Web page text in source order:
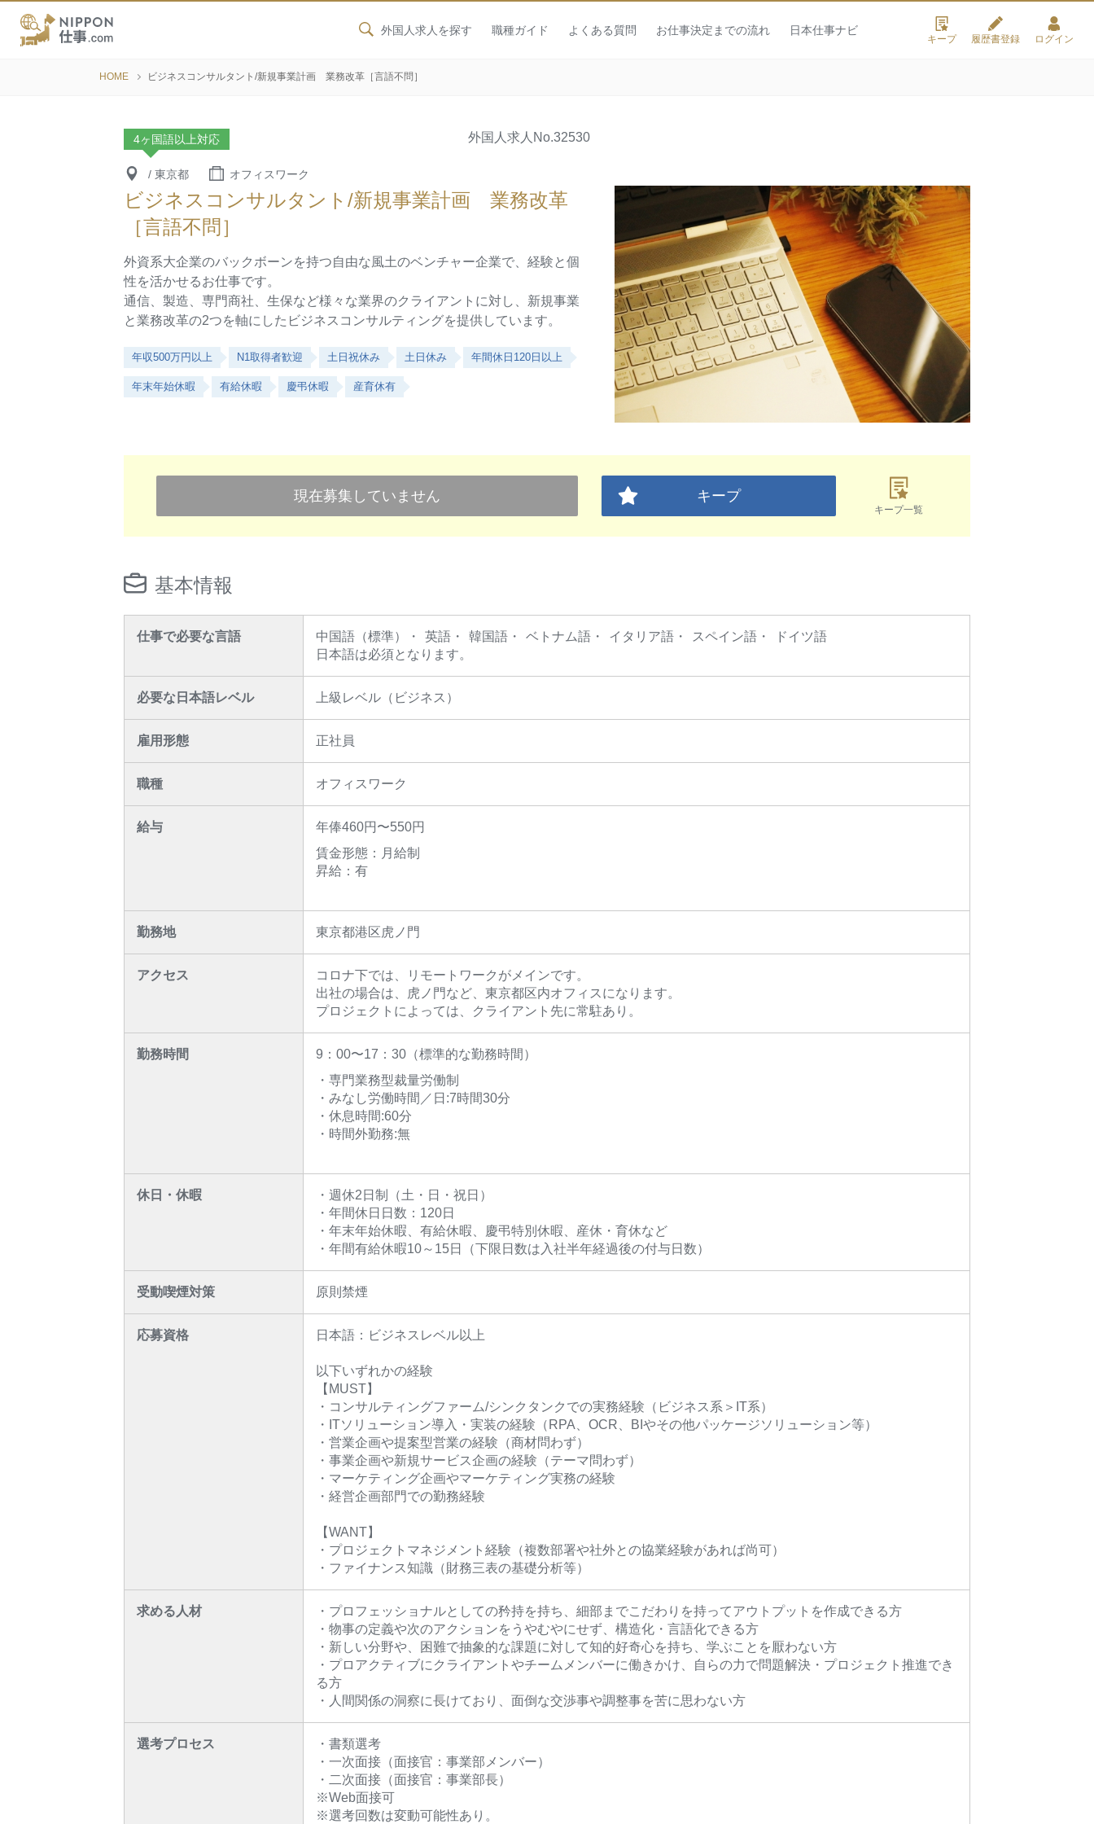
外国人求人を探す 職種ガイド よくある質問 お仕事決定までの流れ 日本仕事ナビ
キープ 履歴書登録 ログイン
HOME ビジネスコンサルタント/新規事業計画 業務改革［言語不問］
4ヶ国語以上対応 外国人求人 No.32530
/ 東京都 オフィスワーク
ビジネスコンサルタント/新規事業計画 業務改革
［言語不問］
外資系大企業のバックボーンを持つ自由な風土のベンチャー企業で、経験と個
性を活かせるお仕事です。
通信、製造、専門商社、生保など様々な業界のクライアントに対し、新規事業
と業務改革の2つを軸にしたビジネスコンサルティングを提供しています。
年収500万円以上 N1取得者歓迎 土日祝休み 土日休み 年間休日120日以上
年末年始休暇 有給休暇 慶弔休暇 産育休有
現在募集していません キープ
キープ一覧
基本情報
仕事で必要な言語 中国語（標準） 英語 韓国語 ベトナム語 イタリア語 スペイン語
ドイツ語
日本語は必須となります。
必要な日本語レベル 上級レベル（ビジネス）
雇用形態 正社員
職種 オフィスワーク
給与
年俸460円〜550円
賃金形態：月給制
昇給：有
勤務地 東京都港区虎ノ門
アクセス
コロナ下では、リモートワークがメインです。
出社の場合は、虎ノ門など、東京都区内オフィスになります。
プロジェクトによっては、クライアント先に常駐あり。
勤務時間
9：00〜17：30（標準的な勤務時間）
・専門業務型裁量労働制
・みなし労働時間／日:7時間30分
・休息時間:60分
・時間外勤務:無
休日・休暇
・週休2日制（土・日・祝日）
・年間休日日数：120日
・年末年始休暇、有給休暇、慶弔特別休暇、産休・育休など
・年間有給休暇10～15日（下限日数は入社半年経過後の付与日数）
受動喫煙対策 原則禁煙
応募資格 日本語：ビジネスレベル以上
以下いずれかの経験
【MUST】
・コンサルティングファーム/シンクタンクでの実務経験（ビジネス系＞IT系）
・ITソリューション導入・実装の経験（RPA、OCR、BIやその他パッケージソリューション等）
・営業企画や提案型営業の経験（商材問わず）
・事業企画や新規サービス企画の経験（テーマ問わず）
・マーケティング企画やマーケティング実務の経験
・経営企画部門での勤務経験
【WANT】
・プロジェクトマネジメント経験（複数部署や社外との協業経験があれば尚可）
・ファイナンス知識（財務三表の基礎分析等）
求める人材
・プロフェッショナルとしての矜持を持ち、細部までこだわりを持ってアウトプットを作成できる方
・物事の定義や次のアクションをうやむやにせず、構造化・言語化できる方
・新しい分野や、困難で抽象的な課題に対して知的好奇心を持ち、学ぶことを厭わない方
・プロアクティブにクライアントやチームメンバーに働きかけ、自らの力で問題解決・プロジェクト推進でき
る方
・人間関係の洞察に長けており、面倒な交渉事や調整事を苦に思わない方
選考プロセス
・書類選考
・一次面接（面接官：事業部メンバー）
・二次面接（面接官：事業部長）
※Web面接可
※選考回数は変動可能性あり。